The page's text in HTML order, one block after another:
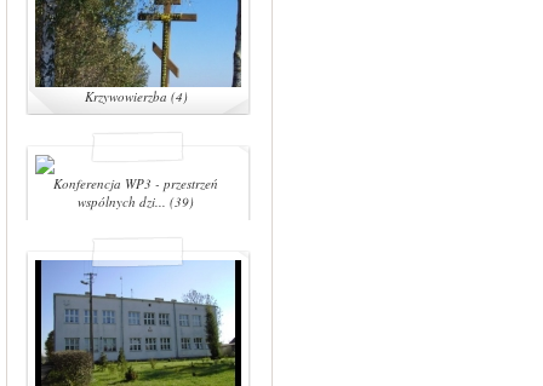
Krzywowierzba (4)
Konferencja WP3 - przestrzeń
wspólnych dzi... (39)